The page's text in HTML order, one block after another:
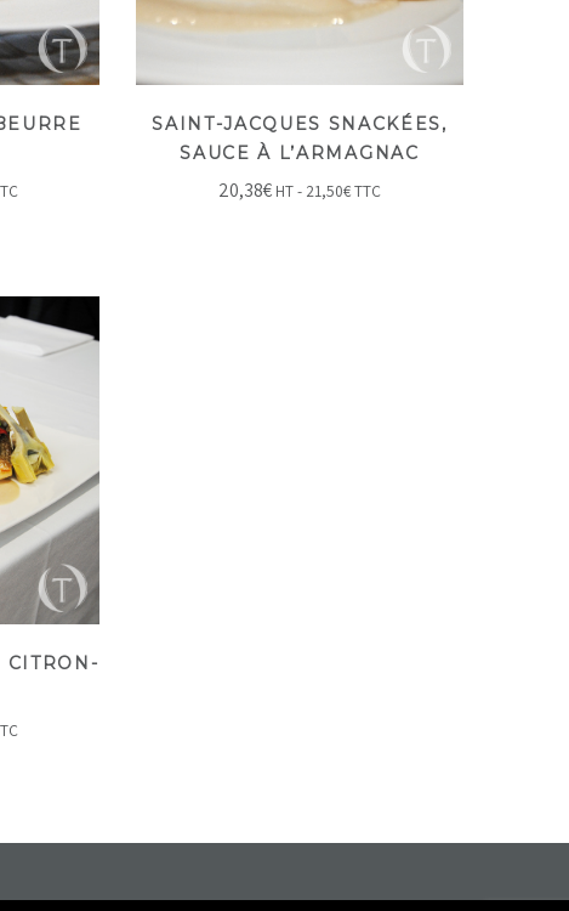
SAINT-JACQUES SNACKÉES,
SAUCE À L’ARMAGNAC
20,38€ HT - 21,50€TTC
CITRON-